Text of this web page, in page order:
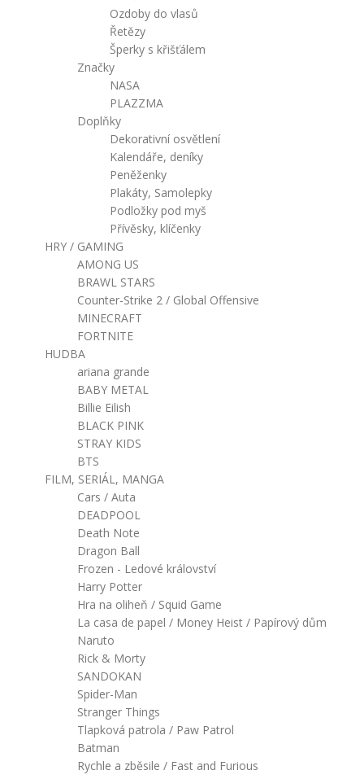
Ozdoby do vlasů
Řetězy
Šperky s křišťálem
Značky
NASA
PLAZZMA
Doplňky
Dekorativní osvětlení
Kalendáře, deníky
Peněženky
Plakáty, Samolepky
Podložky pod myš
Přívěsky, klíčenky
HRY / GAMING
AMONG US
BRAWL STARS
Counter-Strike 2 / Global Offensive
MINECRAFT
FORTNITE
HUDBA
ariana grande
BABY METAL
Billie Eilish
BLACK PINK
STRAY KIDS
BTS
FILM, SERIÁL, MANGA
Cars / Auta
DEADPOOL
Death Note
Dragon Ball
Frozen - Ledové království
Harry Potter
Hra na oliheň / Squid Game
La casa de papel / Money Heist / Papírový dům
Naruto
Rick & Morty
SANDOKAN
Spider-Man
Stranger Things
Tlapková patrola / Paw Patrol
Batman
Rychle a zběsile / Fast and Furious